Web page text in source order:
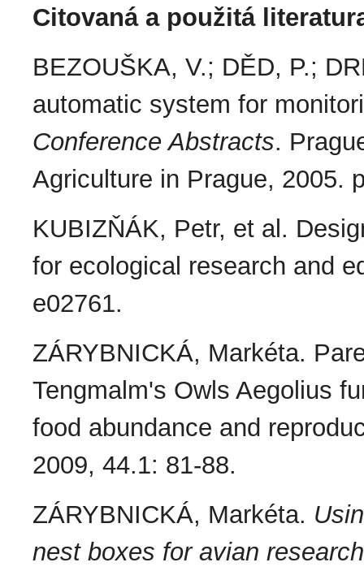
Citovaná a použitá
BEZOUŠKA, V.; DĚD, P.;
automatic system for
Conference Abstracts.
Agriculture in Prague, 2005.
KUBIZŇÁK, Petr, et al.
for ecological research and
e02761.
ZÁRYBNICKÁ, Markéta.
Tengmalm's Owls Aegolius
food abundance and
2009, 44.1: 81-88.
ZÁRYBNICKÁ, Markéta.
nest boxes for avian